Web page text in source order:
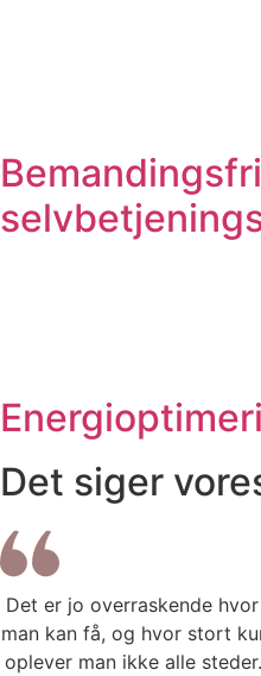
Det siger
Det er jo overraskende
man kan få, og hvor stort
oplever man ikke alle